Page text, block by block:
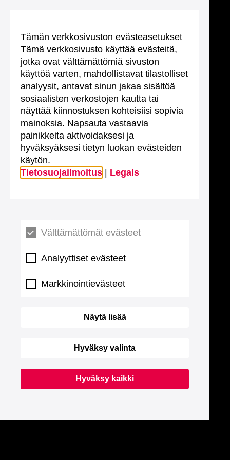
Tämän verkkosivuston evästeasetukset
Tämä verkkosivusto käyttää evästeitä,
jotka ovat välttämättömiä sivuston
käyttöä varten, mahdollistavat tilastolliset
analyysit, antavat sinun jakaa sisältöä
sosiaalisten verkostojen kautta tai
näyttää kiinnostuksen kohteisiisi sopivia
mainoksia. Napsauta vastaavia
painikkeita aktivoidaksesi ja
hyväksyäksesi tietyn luokan evästeiden
käytön.
Tietosuojailmoitus
Legals
Välttämättömät evästeet
Analyyttiset evästeet
Markkinointievästeet
Näytä lisää
Hyväksy valinta
Hyväksy kaikki